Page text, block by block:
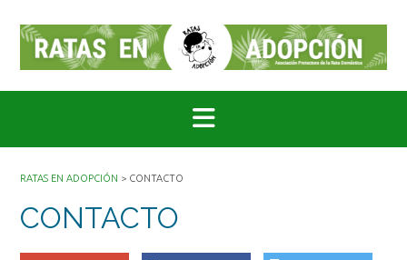
contenido
RATAS EN ADOPCIÓN > CONTACTO
CONTACTO